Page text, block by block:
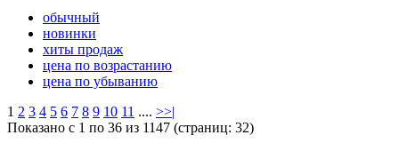
обычный
новинки
хиты продаж
цена по возрастанию
цена по убыванию
1 2 3 4 5 6 7 8 9 10 11 .... >>|
Показано с 1 по 36 из 1147 (страниц: 32)